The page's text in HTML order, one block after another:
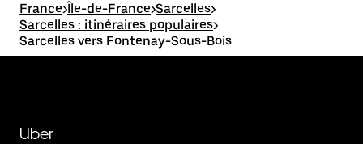
France>Île-de-France>Sarcelles>
Sarcelles : itinéraires populaires>
Sarcelles vers Fontenay-Sous-Bois
Uber